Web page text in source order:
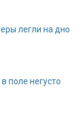
легли на дно
поле негусто